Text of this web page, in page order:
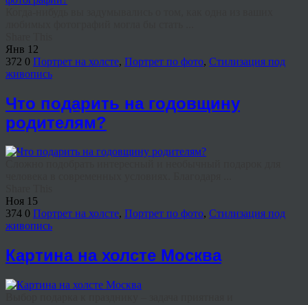
Янв 12
372 0 Портрет на холсте, Портрет по фото, Стилизация под
живопись
Что подарить на годовщину
родителям?
Ноя 15
374 0 Портрет на холсте, Портрет по фото, Стилизация под
живопись
Картина на холсте Москва